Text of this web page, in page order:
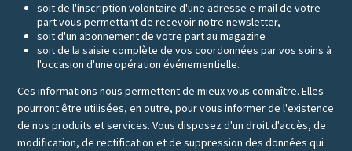
soit de l'inscription volontaire d'une adresse e-mail de votre
part vous permettant de recevoir notre newsletter,
soit d'un abonnement de votre part au magazine
soit de la saisie complète de vos coordonnées par vos soins à
l'occasion d'une opération événementielle.
Ces informations nous permettent de mieux vous connaître. Elles
pourront être utilisées, en outre, pour vous informer de l'existence
de nos produits et services. Vous disposez d'un droit d'accès, de
modification, de rectification et de suppression des données qui